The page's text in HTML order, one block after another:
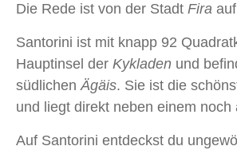
Die Rede ist von der Stadt Fira auf
Santorini ist mit knapp 92
Hauptinsel der Kykladen und
südlichenÄgäis. Sie ist die
und liegt direkt neben einem noch
Auf Santorini entdeckst du